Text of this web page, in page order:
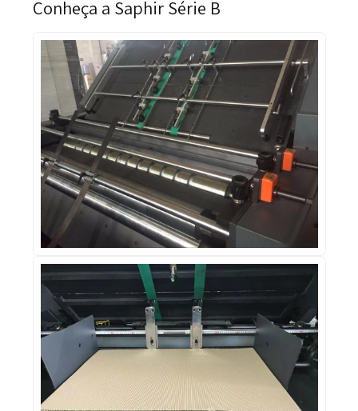
Prensa flutuante removível
Ajuda a manter o papelão alinhado e
plano sem aplicar pressão inadequada
sobre o ondulado.
Ajuste lateral de pressão
Permite ajustes finos na pressão lateral
durante a preparação e a operação.
Sistema independente de limpeza
Tanque de água independente e
componentes desenvolvidos para facilitar
a limpeza e preservar a operação.